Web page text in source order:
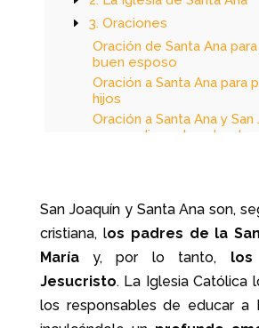
3. Oraciones
Oración de Santa Ana
buen esposo
Oración a Santa Ana para
hijos
Oración a Santa Ana y San
para pedir por los abuelos
San Joaquín y Santa Ana son,
cristiana, los padres de la
Maríay, por lo tanto,
Jesucristo. La Iglesia Católica
los responsables de educar a